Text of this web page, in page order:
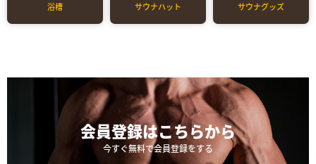
浴槽 サウナハット サウナグッズ
会員登録はこちらから
今すぐ無料で会員登録をする